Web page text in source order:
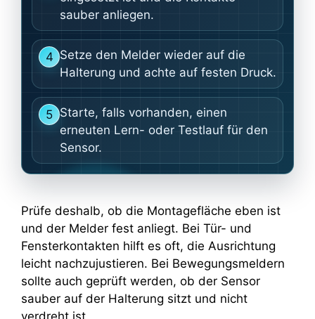
sauber anliegen.
4 Setze den Melder wieder auf die
Halterung und achte auf festen Druck.
5 Starte, falls vorhanden, einen
erneuten Lern- oder Testlauf für den
Sensor.
Prüfe deshalb, ob die Montagefläche eben ist
und der Melder fest anliegt. Bei Tür- und
Fensterkontakten hilft es oft, die Ausrichtung
leicht nachzujustieren. Bei Bewegungsmeldern
sollte auch geprüft werden, ob der Sensor
sauber auf der Halterung sitzt und nicht
verdreht ist.